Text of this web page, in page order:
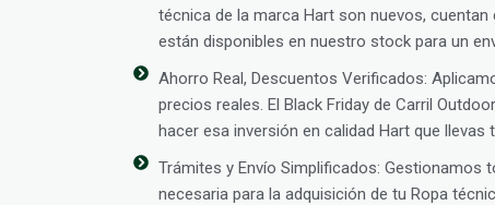
técnica de la marca Hart son nuevos,
están disponibles en nuestro stock para un
Ahorro Real, Descuentos Verificados:
precios reales. El Black Friday de Carril
hacer esa inversión en calidad Hart que llevas
Trámites y Envío Simplificados: Gestionamos
necesaria para la adquisición de tu Ropa